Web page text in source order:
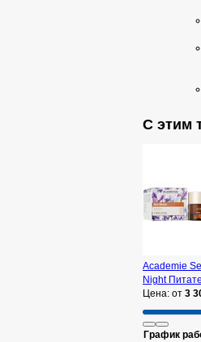
С этим
Academie
Night
Цена: от 3
График